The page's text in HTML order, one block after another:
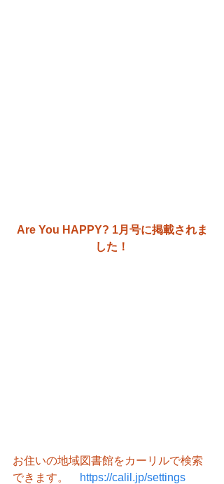
Are You HAPPY? 1月号に掲載されま
した！
お住いの地域図書館をカーリルで検索
できます。
https://calil.jp/settings